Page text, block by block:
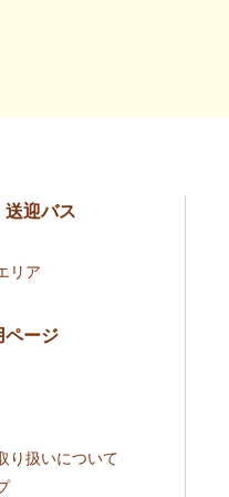
送迎バス
リア
ページ
り扱いについて